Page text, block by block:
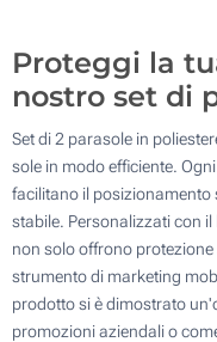
Proteggi la
nostro set di
Set di 2 parasole in
sole in modo efficiente.
facilitano il
stabile. Personalizzati con
non solo offrono
strumento di marketing
prodotto si è dimostrato
promozioni aziendali o